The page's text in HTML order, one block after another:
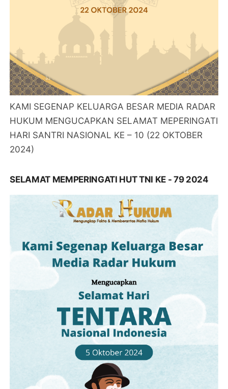
KAMI SEGENAP KELUARGA BESAR MEDIA RADAR
HUKUM MENGUCAPKAN SELAMAT MEPERINGATI
HARI SANTRI NASIONAL KE – 10 (22 OKTOBER
2024)
SELAMAT MEMPERINGATI HUT TNI KE - 79 2024